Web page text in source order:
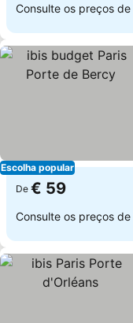
Consulte os preços de
Escolha popular
De € 59
Consulte os preços de